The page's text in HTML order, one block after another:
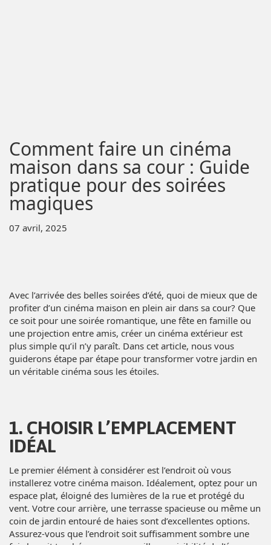
Comment faire un cinéma
maison dans sa cour : Guide
pratique pour des soirées
magiques
07 avril, 2025
Avec l’arrivée des belles soirées d’été, quoi de mieux que de
profiter d’un cinéma maison en plein air dans sa cour? Que
ce soit pour une soirée romantique, une fête en famille ou
une projection entre amis, créer un cinéma extérieur est
plus simple qu’il n’y paraît. Dans cet article, nous vous
guiderons étape par étape pour transformer votre jardin en
un véritable cinéma sous les étoiles.
1. CHOISIR L’EMPLACEMENT
IDÉAL
Le premier élément à considérer est l’endroit où vous
installerez votre cinéma maison. Idéalement, optez pour un
espace plat, éloigné des lumières de la rue et protégé du
vent. Votre cour arrière, une terrasse spacieuse ou même un
coin de jardin entouré de haies sont d’excellentes options.
Assurez-vous que l’endroit soit suffisamment sombre une